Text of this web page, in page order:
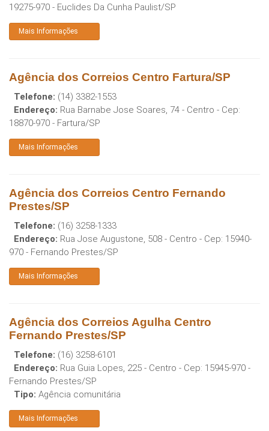
19275-970 - Euclides Da Cunha Paulist/SP
Mais Informações
Agência dos Correios Centro Fartura/SP
Telefone: (14) 3382-1553
Endereço: Rua Barnabe Jose Soares, 74 - Centro - Cep:
18870-970 - Fartura/SP
Mais Informações
Agência dos Correios Centro Fernando
Prestes/SP
Telefone: (16) 3258-1333
Endereço: Rua Jose Augustone, 508 - Centro - Cep: 15940-
970 - Fernando Prestes/SP
Mais Informações
Agência dos Correios Agulha Centro
Fernando Prestes/SP
Telefone: (16) 3258-6101
Endereço: Rua Guia Lopes, 225 - Centro - Cep: 15945-970 -
Fernando Prestes/SP
Tipo: Agência comunitária
Mais Informações